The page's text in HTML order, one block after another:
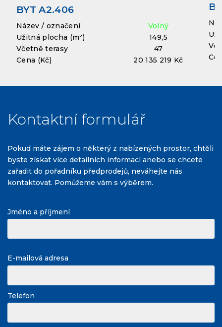
BYT A2.406
Název / označení
Volný
Užitná plocha (m²)
149,5
Včetně terasy
47
Cena (Kč)
20 135 219 Kč
Kontaktní formulář
Pokud máte zájem o některý z nabízených prostor, chtěli
byste získat více detailních informací anebo se chcete
zařadit do pořadníku předprodejů, neváhejte nás
kontaktovat. Pomůžeme vám s výběrem.
Jméno a příjmení
E-mailová adresa
Telefon